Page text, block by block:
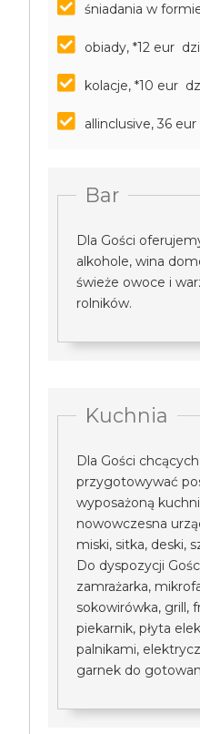
śniadania w
obiady, *12 eur
kolacje, *10 eur
allinclusive, 36
Bar
Dla Gości
alkohole, wina
świeże owoce i
rolników.
Kuchnia
Dla Gości
przygotowywać
wyposażoną
nowowczesna
miski, sitka, deski,
Do dyspozycji
zamrażarka,
sokowirówka, grill,
piekarnik, płyta
palnikami,
garnek do